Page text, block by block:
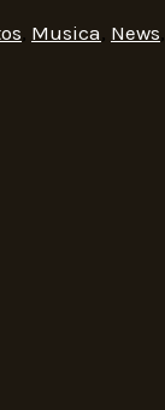
, Musica, News,